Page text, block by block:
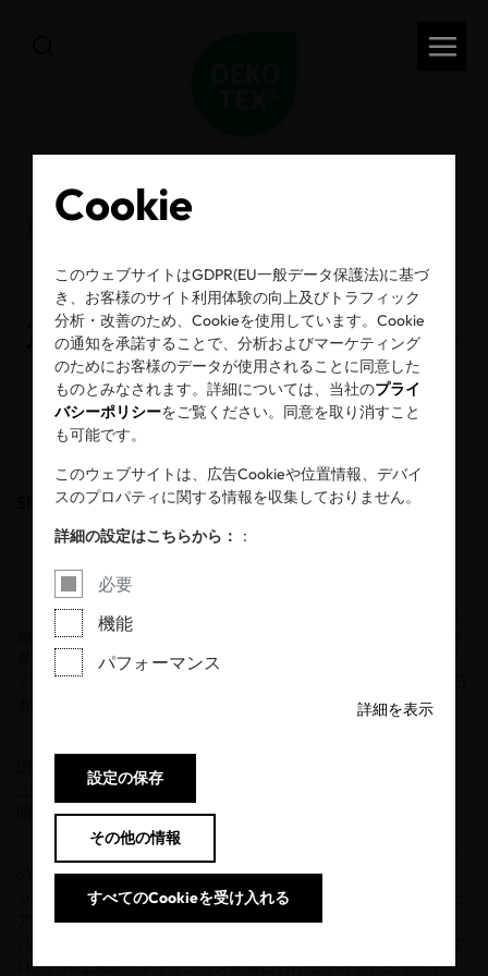
Cookie
このウェブサイトはGDPR(EU一般データ保護法)に基づ
き、お客様のサイト利用体験の向上及びトラフィック
分析・改善のため、Cookieを使用しています。Cookie
の通知を承諾することで、分析およびマーケティング
のためにお客様のデータが使用されることに同意した
ものとみなされます。詳細については、当社のプライ
バシーポリシーをご覧ください。同意を取り消すこと
も可能です。
このウェブサイトは、広告Cookieや位置情報、デバイ
スのプロパティに関する情報を収集しておりません。
詳細の設定はこちらから：
：
必要
機能
パフォーマンス
詳細を表示
設定の保存
その他の情報
すべてのCookieを受け入れる
前のページ
本日、日本語ページを
オープン！
Share
安全・安心な繊維・皮革製品の国際認証として世界的に高い認
知度と信頼を誇るOEKO-TEX®（エコテックス®）。その理念や世
界各国での取り組みを、日本の皆様により分かりやすく、より深
く知っていただくため、本日、OEKO-TEX®公式ウェブサイトに日
認証件数が多いドイツ語、中国語でも情報を展開してきました。
このたび、日本市場の重要性を踏まえ、新たに日本語ページを公
開しました。
日本語ページの大きな特徴は、有害化学物質による環境や人へ
の悪影響を排除するとともに、人権に最大限配慮した繊維・ファ
ッション産業の実現を目指すOEKO-TEX®の理念を、豊富なビジュ
アルとともに紹介している点です。また、世界各国で展開されて
ローバルな繊維・ファッション産業におけるサステナビリティへ